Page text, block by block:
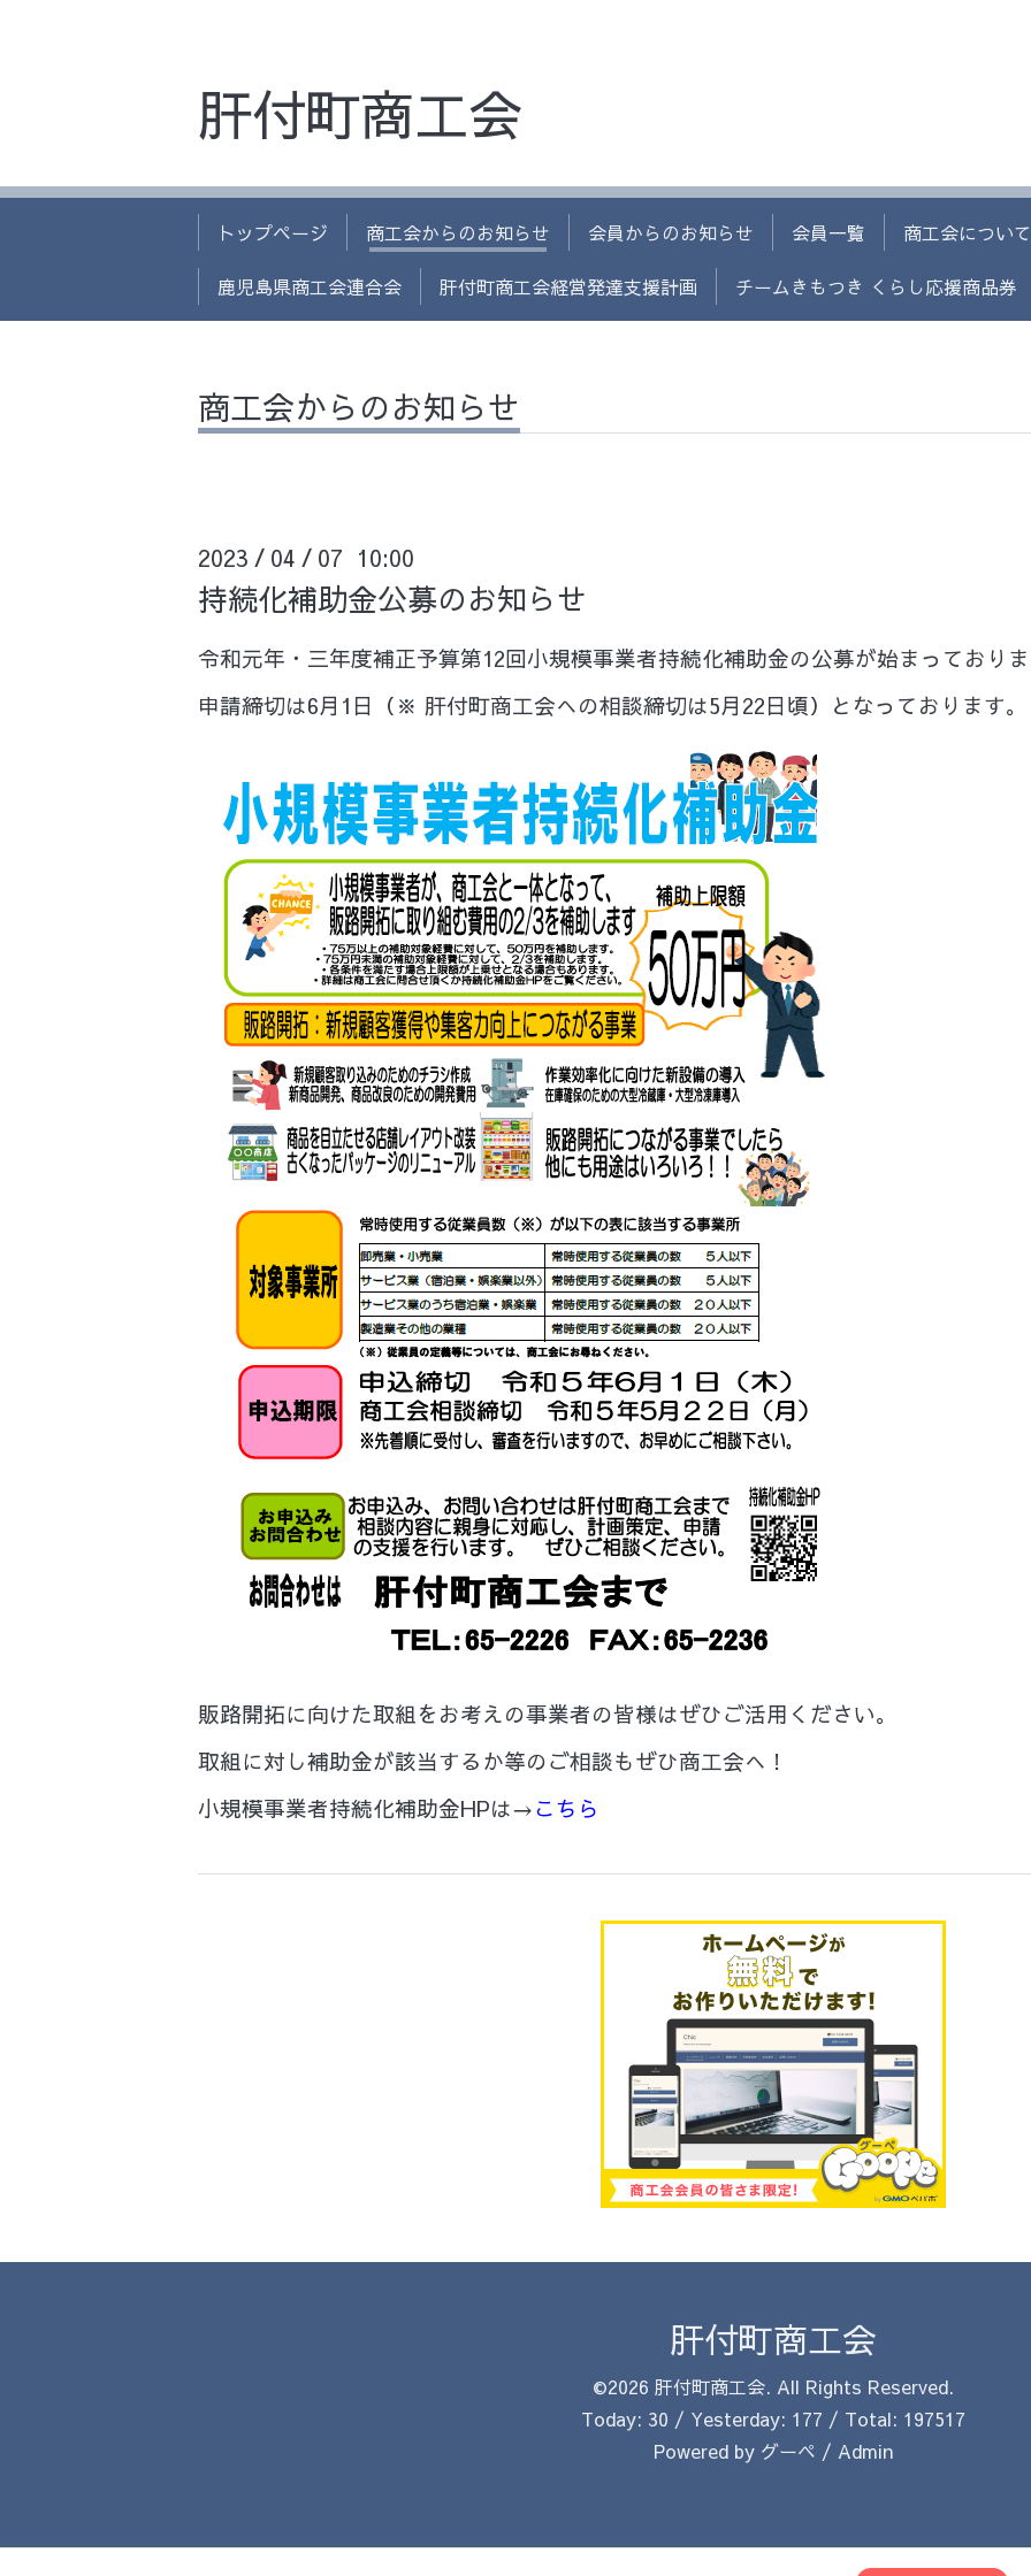
肝付町商工会
トップページ 商工会からのお知らせ 会員からのお知らせ 会員一覧 商工会について
鹿児島県商工会連合会 肝付町商工会経営発達支援計画 チームきもつき くらし応援商品券
商工会からのお知らせ
2023 / 04 / 07 10:00
持続化補助金公募のお知らせ
令和元年・三年度補正予算第12回小規模事業者持続化補助金の公募が始まっており
申請締切は6月1日（※ 肝付町商工会への相談締切は5月22日頃）となっております。
販路開拓に向けた取組をお考えの事業者の皆様はぜひご活用ください。
取組に対し補助金が該当するか等のご相談もぜひ商工会へ！
小規模事業者持続化補助金HPは→こちら
肝付町商工会
©2026 肝付町商工会. All Rights Reserved.
Today: 30 / Yesterday: 177 / Total: 197517
Powered by グーペ / Admin